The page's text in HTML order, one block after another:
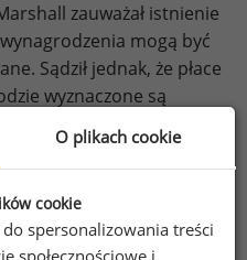
zauważał istnienie
mogą być
Sądził jednak, że płace
wyznaczone są
pracowników
jego zmiany. Według
w zawodach.
O plikach cookie
cookie
spersonalizowania treści
społecznościowe i